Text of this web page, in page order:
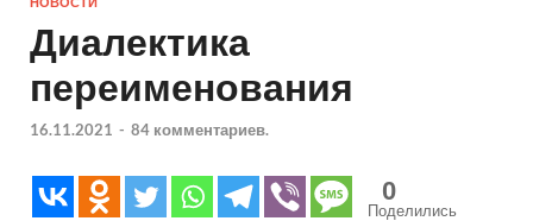
Диалектика
переименования
16.11.2021 - 84 комментариев.
0
Поделились